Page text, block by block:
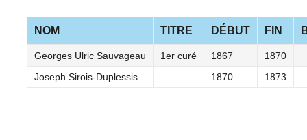
NOM TITRE DÉBUT FIN
Georges Ulric Sauvageau 1er curé 1867
1870
Joseph Sirois-Duplessis
1870 1873